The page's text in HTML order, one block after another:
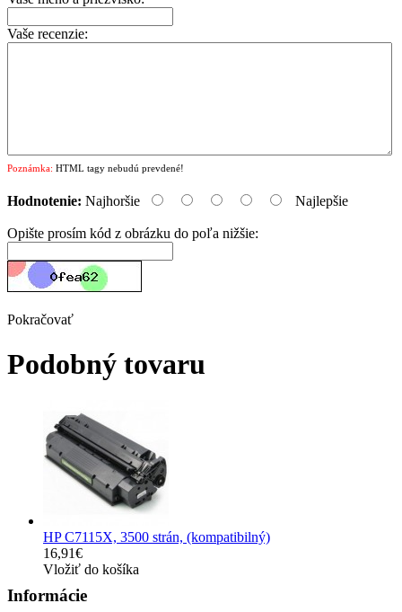
Vaše recenzie:
Poznámka: HTML tagy nebudú prevdené!
Hodnotenie: Najhoršie Najlepšie
Opište prosím kód z obrázku do poľa nižšie:
Pokračovať
Podobný tovaru
HP C7115X, 3500 strán, (kompatibilný)
16,91€
Vložiť do košíka
Informácie